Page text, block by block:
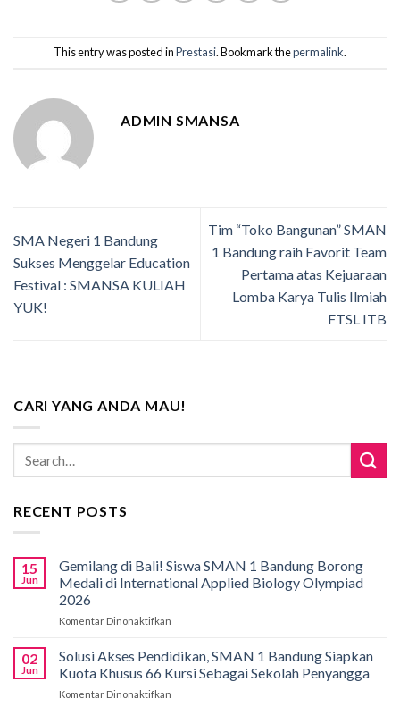
This entry was posted inPrestasi. Bookmark thepermalink.
ADMIN SMANSA
SMA Negeri 1 Bandung
Sukses Menggelar Education
Festival : SMANSA KULIAH
YUK!
Tim “Toko Bangunan” SMAN
1 Bandung raih Favorit Team
Pertama atas Kejuaraan
Lomba Karya Tulis Ilmiah
FTSL ITB
CARI YANG ANDA MAU!
RECENT POSTS
15
Jun
Gemilang di Bali! Siswa SMAN 1 Bandung Borong
Medali di International Applied Biology Olympiad
2026
Komentar Dinonaktifkan
di
Bali!
Siswa
02
Jun
Solusi Akses Pendidikan, SMAN 1 Bandung Siapkan
Kuota Khusus 66 Kursi Sebagai Sekolah Penyangga
Komentar Dinonaktifkan